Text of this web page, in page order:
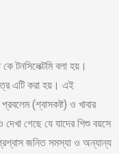
টনসিলেক্টমি বলা হয়।
এটি করা হয়। এই
(শ্বাসকষ্ট) ও খাবার
গেছে যে যাদের শিশু বয়সে
জনিত সমস্যা ও অন্যান্য